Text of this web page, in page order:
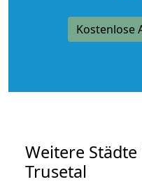
Kostenlose
Weitere
Trusetal